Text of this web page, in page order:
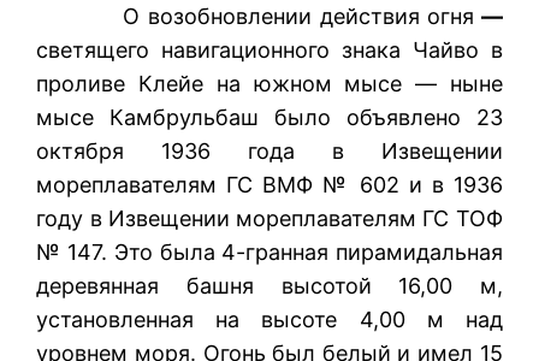
О возобновлении действия огня —
светящего навигационного знака Чайво в
проливе Клейе на южном мысе — ныне
мысе Камбрульбаш было объявлено 23
октября 1936 года в Извещении
мореплавателям ГС ВМФ № 602 и в 1936
году в Извещении мореплавателям ГС ТОФ
№ 147. Это была 4-гранная пирамидальная
деревянная башня высотой 16,00 м,
установленная на высоте 4,00 м над
уровнем моря. Огонь был белый и имел 15